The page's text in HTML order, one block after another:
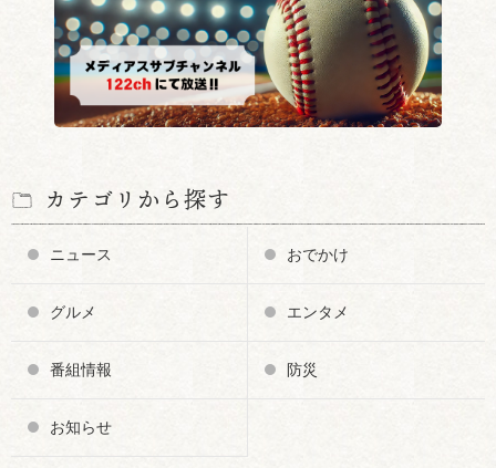
カテゴリから探す
ニュース おでかけ
グルメ エンタメ
番組情報 防災
お知らせ